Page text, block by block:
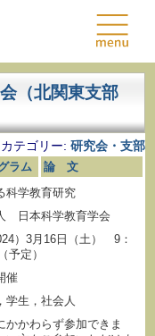
（北関東支部
テゴリー: 研究会・支部
ラム
論 文
科学教育研究
日本科学教育学会
）3月16日（土） 9：
予定）
催
学生，社会人
かかわらず参加できま